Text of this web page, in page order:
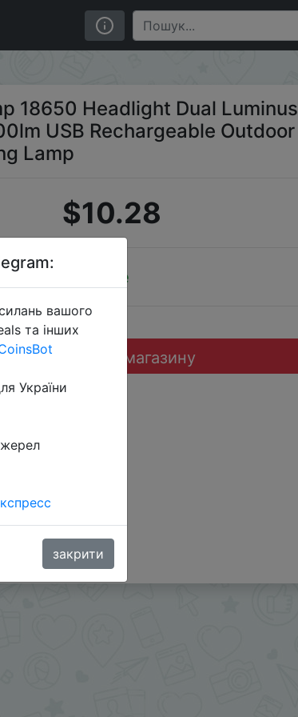
Outdoor Tactical Working Lamp
18650 Headlight Dual Luminus
USB Rechargeable Outdoor
Lamp
$10.28
Sale
Перейти до магазину
вашого
та інших
України
закрити